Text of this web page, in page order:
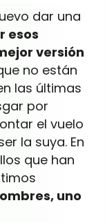
dar una
esos
versión
no están
las últimas
por
el vuelo
la suya. En
que han
uno